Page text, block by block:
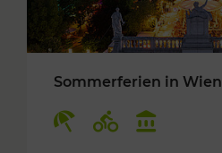
Sommerferien in Wien